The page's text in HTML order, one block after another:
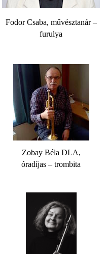
Fodor Csaba, művésztanár –
furulya
Zobay Béla DLA,
óradíjas – trombita